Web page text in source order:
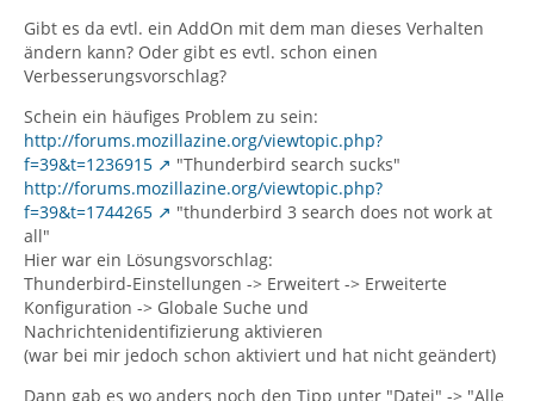
Gibt es da evtl. ein AddOn mit dem man dieses Verhalten
ändern kann? Oder gibt es evtl. schon einen
Verbesserungsvorschlag?
Schein ein häufiges Problem zu sein:
http://forums.mozillazine.org/viewtopic.php?
f=39&t=1236915
"Thunderbird search sucks"
http://forums.mozillazine.org/viewtopic.php?
f=39&t=1744265
"thunderbird 3 search does not work at
all"
Hier war ein Lösungsvorschlag:
Thunderbird-Einstellungen -> Erweitert -> Erweiterte
Konfiguration -> Globale Suche und
Nachrichtenidentifizierung aktivieren
(war bei mir jedoch schon aktiviert und hat nicht geändert)
Dann gab es wo anders noch den Tipp unter "Datei" -> "Alle